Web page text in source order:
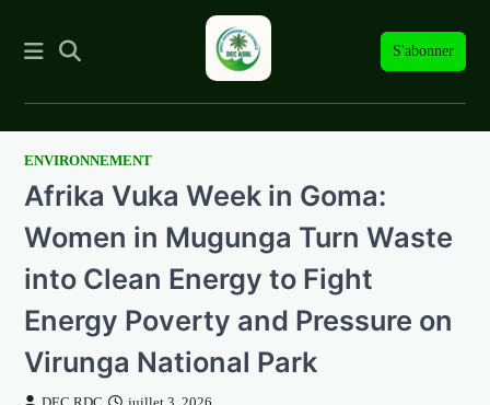
S'abonner
SkipENVIRONNEMENT
Afrika Vuka Week in Goma:
Women in Mugunga Turn Waste
into Clean Energy to Fight
Energy Poverty and Pressure on
Virunga National Park